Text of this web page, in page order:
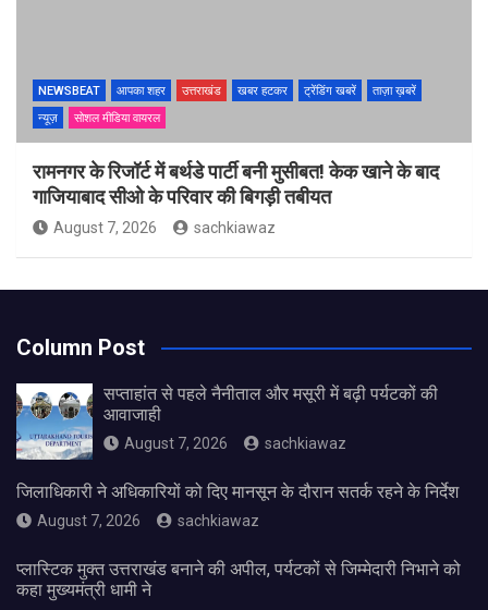
NEWSBEAT आपका शहर उत्तराखंड खबर हटकर ट्रेंडिंग खबरें
ताज़ा ख़बरें
न्यूज़
सोशल मीडिया वायरल
रामनगर के रिजॉर्ट में बर्थडे पार्टी बनी मुसीबत! केक खाने के बाद
गाजियाबाद सीओ के परिवार की बिगड़ी तबीयत
August 7, 2026 sachkiawaz
Column Post
सप्ताहांत से पहले नैनीताल और मसूरी में बढ़ी पर्यटकों की
आवाजाही
August 7, 2026 sachkiawaz
जिलाधिकारी ने अधिकारियों को दिए मानसून के दौरान सतर्क रहने के निर्देश
August 7, 2026 sachkiawaz
प्लास्टिक मुक्त उत्तराखंड बनाने की अपील, पर्यटकों से जिम्मेदारी निभाने को
कहा मुख्यमंत्री धामी ने